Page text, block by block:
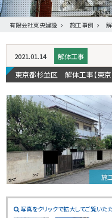
有限会社東央建設 施工事例
2021.01.14 解体工事
東京都杉並区 解体工事【東京
施
写真をクリックで拡大してご覧いた